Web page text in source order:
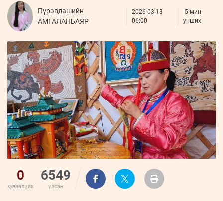
Бүртгүүлэх
Нэвтрэх
Бизнес
МЭДЭЭЛЛИЙН
ТӨВ
ZUUNII
WEEKLY
Пүрэвдашийн
АМГАЛАНБАЯР
2026-03-13
06:00
5 мин
унших
0
хуваалцах
6549
үзсэн